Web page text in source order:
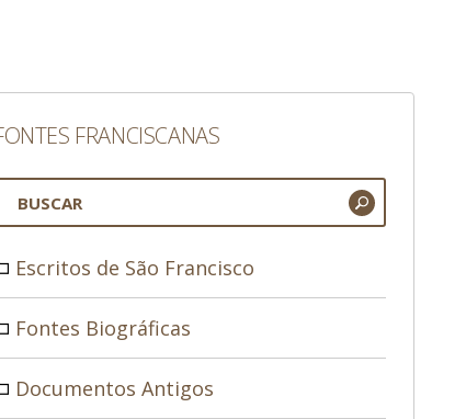
FRANCISCANAS
Escritos de São Francisco
Fontes Biográficas
Documentos Antigos